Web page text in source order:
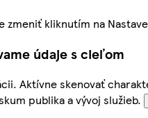
zmeniť kliknutím na
údaje s cieľom
Aktívne skenovať
publika a vývoj služieb.